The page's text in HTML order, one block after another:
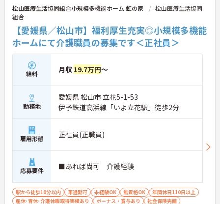
松山医療生活協同組合小規模多機能ホーム 虹の家
松山医療生活協同
組合
【愛媛県／松山市】福利厚生充実◎小規模多機能
ホームにて介護職員の募集です＜正社員＞
給料 月収 19.7万円～
勤務地
愛媛県 松山市 立花5-1-53
伊予鉄道高浜線「いよ立花駅」徒歩2分
雇用形態 正社員(正職員)
応募要件 ■あれば尚可 介護経験
駅から徒歩10分以内 車通勤可 未経験OK 無資格OK
年間休日110日以上
産休･育休･介護休暇取得実績あり
ボーナス・賞与あり 社会保険完備